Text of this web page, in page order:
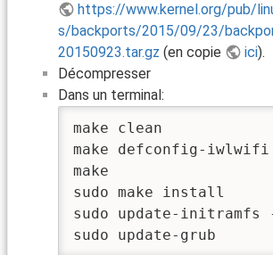
https://www.kernel.org/pub/
s/backports/2015/09/23/
20150923.tar.gz (en copie ici).
Décompresser
Dans un terminal:
make clean
make defconfig-iwlwifi
make
sudo make install
sudo update-initramfs
sudo update-grub